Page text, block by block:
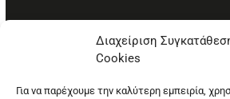
Διαχείριση
Cookies
Για να παρέχουμε την καλύτερη εμπειρία,
© Copyright: Ethos Media S.A.